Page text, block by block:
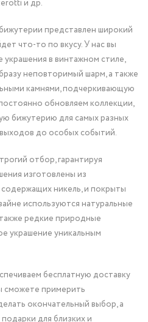
и др.
представлен широкий
что-то по вкусу. У нас вы
в винтажном стиле,
неповторимый шарм, а также
камнями, подчеркивающую
обновляем коллекции,
бижутерию для самых разных
до особых событий.
отбор, гарантируя
изготовлены из
содержащих никель, и покрыты
используются натуральные
редкие природные
украшение уникальным
бесплатную доставку
сможете примерить
окончательный выбор, а
для близких и